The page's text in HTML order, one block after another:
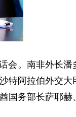
会。南非外长潘
特阿拉伯外交
国务部长萨耶赫